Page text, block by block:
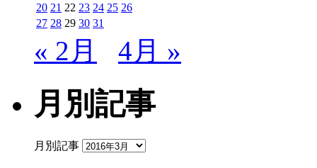
20 21 22 23 24 25 26
27 28 29 30 31
« 2月 4月 »
月別記事
月別記事